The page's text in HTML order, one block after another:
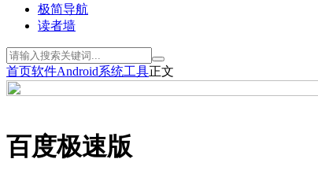
极简导航
读者墙
首页软件Android系统工具正文
百度极速版